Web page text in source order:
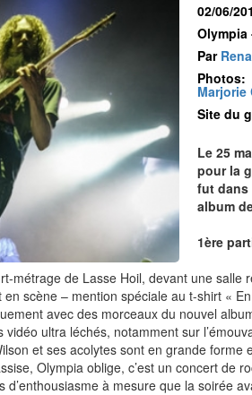
02/06/
Olympia
Par
Photos:
Marjorie
Site du
Le 25
pour la
fut dans
album
1ère
métrage de Lasse Hoil, devant une
scène – mention spéciale au t-shirt «
avec des morceaux du nouvel
ultra léchés, notamment sur
et ses acolytes sont en grande
Olympia oblige, c’est un concert de
à mesure que la soirée